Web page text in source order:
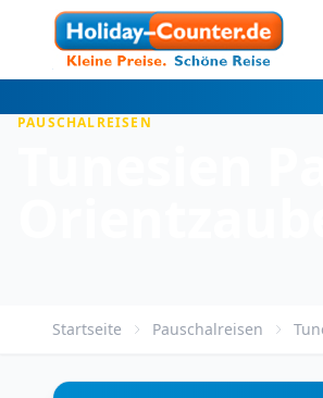
PAUSCHALREISEN
Startseite Pauschalreisen